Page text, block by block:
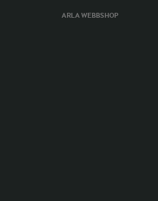
ARLA WEBBSHOP